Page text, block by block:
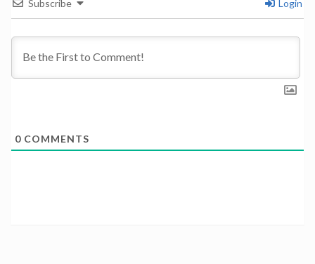
Subscribe Login
0 COMMENTS